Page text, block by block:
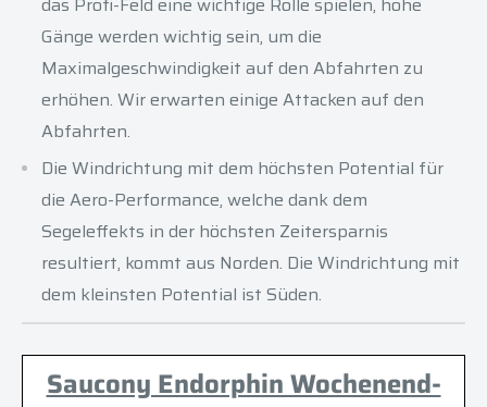
Gänge werden wichtig sein, um die
Maximalgeschwindigkeit auf den Abfahrten zu
erhöhen. Wir erwarten einige Attacken auf den
Abfahrten.
Die Windrichtung mit dem höchsten Potential für
die Aero-Performance, welche dank dem
Segeleffekts in der höchsten Zeitersparnis
resultiert, kommt aus Norden. Die Windrichtung mit
dem kleinsten Potential ist Süden.
Saucony Endorphin Wochenend-